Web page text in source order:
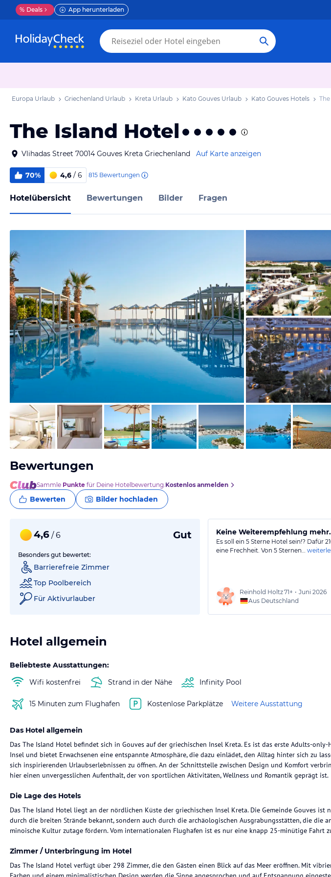
% Deals App herunterladen
Europa Urlaub Griechenland Urlaub Kreta Urlaub Kato Gouves Urlaub Kato Gouves Hotels
The Island Hotel
Vlihadas Street 70014 Gouves Kreta Griechenland Auf Karte anzeigen
70% 4,6 / 6 815 Bewertungen
Hotelübersicht Bewertungen Bilder Fragen
vom Hotelier, Juni 2017
vom Hotelier,
vom Hotelier,
Bewertungen
Sammle Punkte für Deine Hotelbewertung.Kostenlos anmelden
Bewerten Bilder hochladen
4,6 / 6 Gut
Besonders gut bewertet:
Barrierefreie Zimmer
Top Poolbereich
Für Aktivurlauber
Keine Weiterempfehlung mehr.
Es soll ein 5 Sterne Hotel sein!? Dafür
eine Frechheit. Von 5 Sternen…
Reinhold Holtz71+ • Juni 2026
Aus Deutschland
Hotel allgemein
Beliebteste Ausstattungen:
Wifi kostenfrei
Strand in der Nähe Infinity Pool
15 Minuten zum Flughafen Kostenlose Parkplätze Weitere Ausstattung
Das Hotel allgemein
Das The Island Hotel befindet sich in Gouves auf der griechischen Insel Kreta. Es ist das erste Adults-only-
Insel und bietet Erwachsenen eine entspannte Atmosphäre, die dazu einlädet, den Alltag hinter sich zu
sich inspirierenden Urlaubserlebnissen zu öffnen. An der Schnittstelle zwischen Design und Komfort
hier einen unvergesslichen Aufenthalt, der von sportlichen Aktivitäten, Wellness und Romantik geprägt ist.
Die Lage des Hotels
Das The Island Hotel liegt an der nördlichen Küste der griechischen Insel Kreta. Die Gemeinde Gouves ist
durch die breiten Strände bekannt, sondern auch durch die archäologischen Ausgrabungsstätten, die die
minoische Kultur zutage fördern. Vom internationalen Flughafen ist es nur eine knapp 25-minütige Fahrt
Zimmer / Unterbringung im Hotel
Das The Island Hotel verfügt über 298 Zimmer, die den Gästen einen Blick auf das Meer eröffnen. Mit